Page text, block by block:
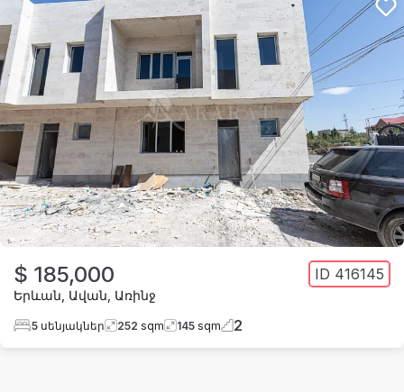
$ 185,000 ID 416145
Երևան Ավան Առինջ
5 սենյակներ 252 sqm 145 sqm 2